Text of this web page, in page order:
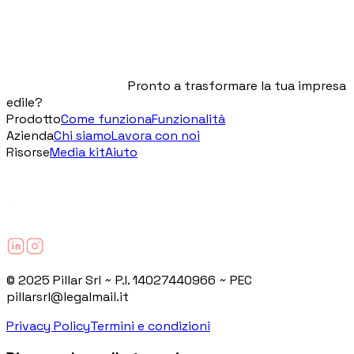
Pronto a trasformare la tua impresa
edile?
ProdottoCome funzionaFunzionalità
AziendaChi siamoLavora con noi
RisorseMedia kitAiuto
© 2025 Pillar Srl ~ P.I. 14027440966 ~ PEC
pillarsrl@legalmail.it
Privacy PolicyTermini e condizioni